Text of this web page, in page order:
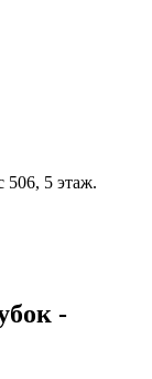
506, 5 этаж.
-